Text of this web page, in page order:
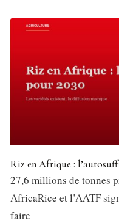
Riz en Afrique :
27,6 millions de tonnes
AfricaRice et l’AATF
faire